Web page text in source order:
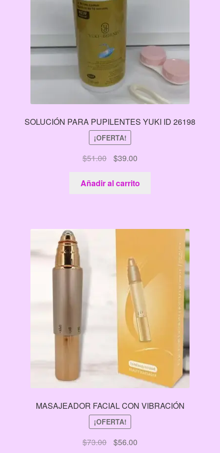
SOLUCIÓN PARA PUPILENTES YUKI ID 26198
¡OFERTA!
$51.00
El
precio
original
era:
$39.00El
precio
actual
es:
Añadir al carrito
MASAJEADOR FACIAL CON VIBRACIÓN
¡OFERTA!
$73.00
El
$56.00El